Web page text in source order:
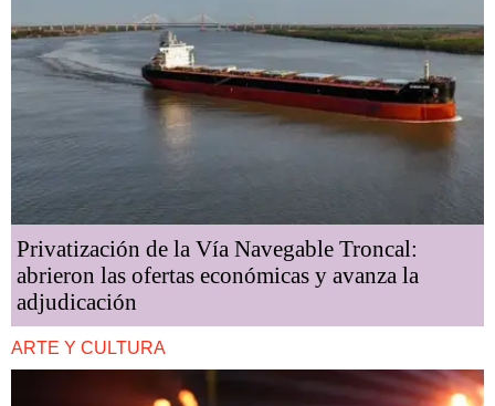
Privatización de la Vía Navegable Troncal:
abrieron las ofertas económicas y avanza la
adjudicación
ARTE Y CULTURA